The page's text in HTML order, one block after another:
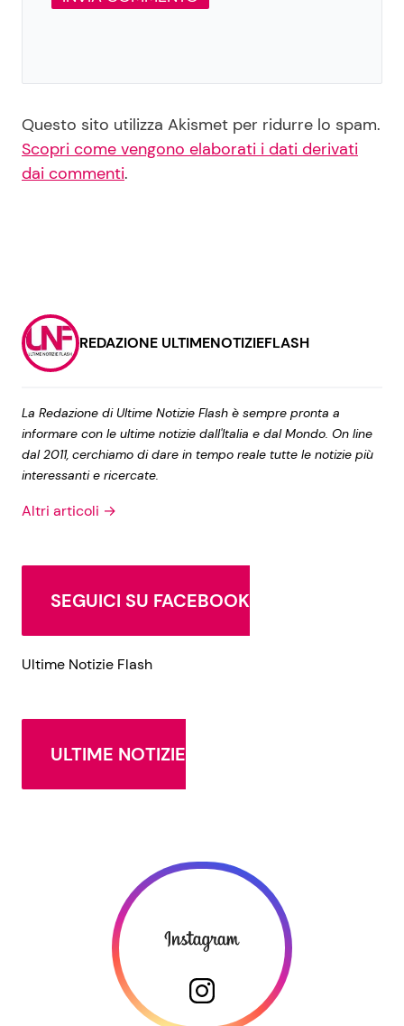
Questo sito utilizza Akismet per ridurre lo spam.
Scopri come vengono elaborati i dati derivati
dai commenti.
REDAZIONE ULTIMENOTIZIEFLASH
La Redazione di Ultime Notizie Flash è sempre pronta a
informare con le ultime notizie dall'Italia e dal Mondo. On line
dal 2011, cerchiamo di dare in tempo reale tutte le notizie più
interessanti e ricercate.
Altri articoli →
SEGUICI SU FACEBOOK
Ultime Notizie Flash
ULTIME NOTIZIE